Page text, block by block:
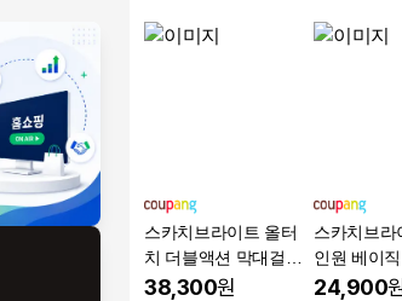
스카치브라이트 올터
치 더블액션 막대걸레
+ 물걸레 청소포 24매
38,300원
스카치브라
인원 베이직
물걸레 청소
24,900